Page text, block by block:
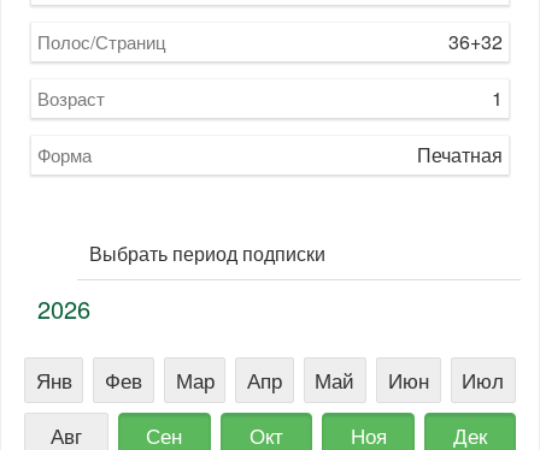
Полос/Страниц 36+32
Возраст 1
Форма Печатная
Выбрать период подписки
2026
Янв Фев Мар Апр Май Июн
Июл
Авг
Сен Окт Ноя Дек